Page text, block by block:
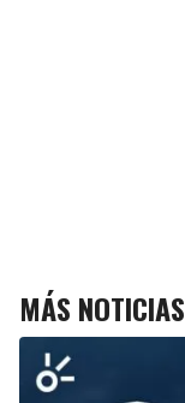
MÁS NOTICIAS